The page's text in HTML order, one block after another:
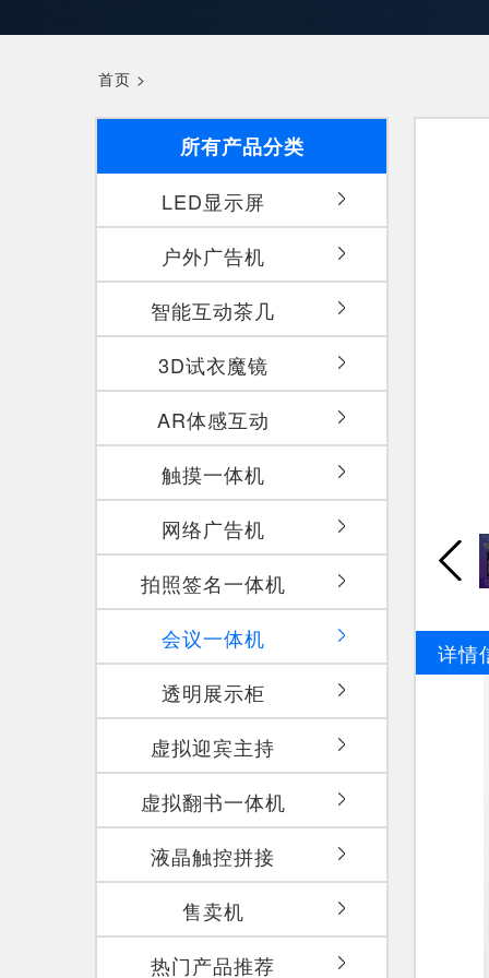
首页 >
所有产品分类
LED显示屏
户外广告机
智能互动茶几
3D试衣魔镜
AR体感互动
触摸一体机
网络广告机
拍照签名一体机
会议一体机
透明展示柜
虚拟迎宾主持
虚拟翻书一体机
液晶触控拼接
售卖机
热门产品推荐
详情